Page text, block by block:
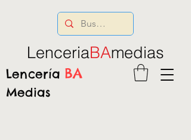
Lencería BA
Medias
LenceriaBAmedias